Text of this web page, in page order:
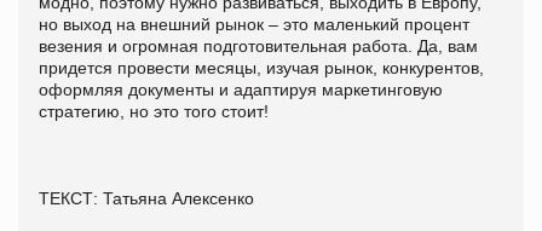
но выход на внешний рынок – это маленький процент
везения и огромная подготовительная работа. Да, вам
придется провести месяцы, изучая рынок, конкурентов,
оформляя документы и адаптируя маркетинговую
стратегию, но это того стоит!
ТЕКСТ: Татьяна Алексенко